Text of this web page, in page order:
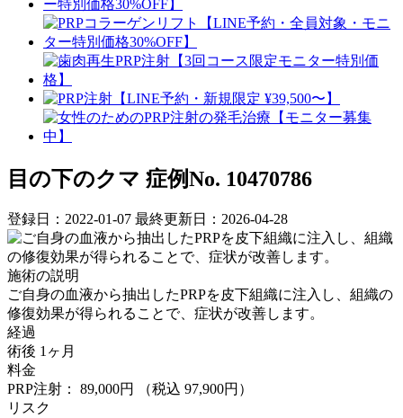
目の下のクマ 症例No. 10470786
登録日：2022-01-07 最終更新日：2026-04-28
施術の説明
ご自身の血液から抽出したPRPを皮下組織に注入し、組織の
修復効果が得られることで、症状が改善します。
経過
術後 1ヶ月
料金
PRP注射： 89,000円
（税込 97,900円）
リスク